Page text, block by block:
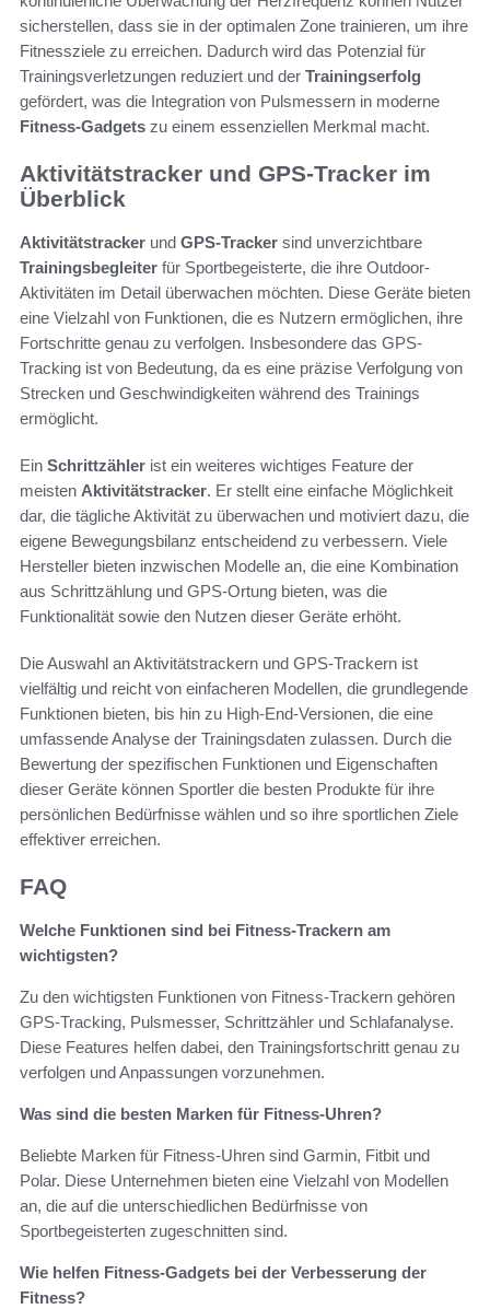
sicherstellen, dass sie in der optimalen Zone trainieren, um ihre
Fitnessziele zu erreichen. Dadurch wird das Potenzial für
Trainingsverletzungen reduziert und der Trainingserfolg
gefördert, was die Integration von Pulsmessern in moderne
Fitness-Gadgets zu einem essenziellen Merkmal macht.
Aktivitätstracker und GPS-Tracker im
Überblick
Aktivitätstracker und GPS-Tracker sind unverzichtbare
Trainingsbegleiter für Sportbegeisterte, die ihre Outdoor-
Aktivitäten im Detail überwachen möchten. Diese Geräte bieten
eine Vielzahl von Funktionen, die es Nutzern ermöglichen, ihre
Fortschritte genau zu verfolgen. Insbesondere das GPS-
Tracking ist von Bedeutung, da es eine präzise Verfolgung von
Strecken und Geschwindigkeiten während des Trainings
ermöglicht.
Ein Schrittzähler ist ein weiteres wichtiges Feature der
meisten Aktivitätstracker. Er stellt eine einfache Möglichkeit
dar, die tägliche Aktivität zu überwachen und motiviert dazu, die
eigene Bewegungsbilanz entscheidend zu verbessern. Viele
Hersteller bieten inzwischen Modelle an, die eine Kombination
aus Schrittzählung und GPS-Ortung bieten, was die
Funktionalität sowie den Nutzen dieser Geräte erhöht.
Die Auswahl an Aktivitätstrackern und GPS-Trackern ist
vielfältig und reicht von einfacheren Modellen, die grundlegende
Funktionen bieten, bis hin zu High-End-Versionen, die eine
umfassende Analyse der Trainingsdaten zulassen. Durch die
Bewertung der spezifischen Funktionen und Eigenschaften
dieser Geräte können Sportler die besten Produkte für ihre
persönlichen Bedürfnisse wählen und so ihre sportlichen Ziele
effektiver erreichen.
FAQ
Welche Funktionen sind bei Fitness-Trackern am
wichtigsten?
Zu den wichtigsten Funktionen von Fitness-Trackern gehören
GPS-Tracking, Pulsmesser, Schrittzähler und Schlafanalyse.
Diese Features helfen dabei, den Trainingsfortschritt genau zu
verfolgen und Anpassungen vorzunehmen.
Was sind die besten Marken für Fitness-Uhren?
Beliebte Marken für Fitness-Uhren sind Garmin, Fitbit und
Polar. Diese Unternehmen bieten eine Vielzahl von Modellen
an, die auf die unterschiedlichen Bedürfnisse von
Sportbegeisterten zugeschnitten sind.
Wie helfen Fitness-Gadgets bei der Verbesserung der
Fitness?